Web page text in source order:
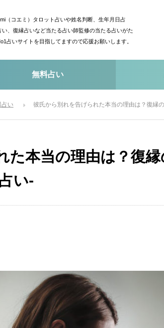
（コエミ）タロット占いや姓名判断、生年月日占
い、復縁占いなど当たる占い師監修の当たる占いがた
占いサイトを目指してますので応援お願いします。
無料占い
占い 彼氏から別れを告げられた本当の理由は？復縁
た本当の理由は？復
い-